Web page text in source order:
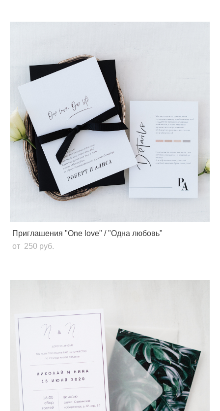
Приглашения "One love" / "Одна любовь"
от 250 pуб.